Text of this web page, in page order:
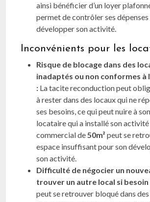
ainsi bénéficier d’un loyer
permet de contrôler ses dépenses
développer son activité.
Inconvénients pour les
Risque de blocage dans des
inadaptés ou non conformes à
: La tacite reconduction peut
à rester dans des locaux qui ne
ses besoins, ce qui peut nuire à
locataire qui a installé son activité
commercial de50m² peut se
espace insuffisant pour son
son activité.
Difficulté de négocier un
trouver un autre local si besoin
peut se retrouver bloqué dans